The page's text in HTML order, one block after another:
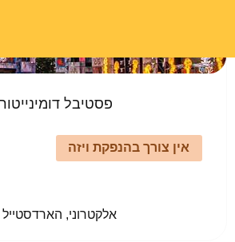
פסטיבל דומינייטור
אין צורך בהנפקת ויזה